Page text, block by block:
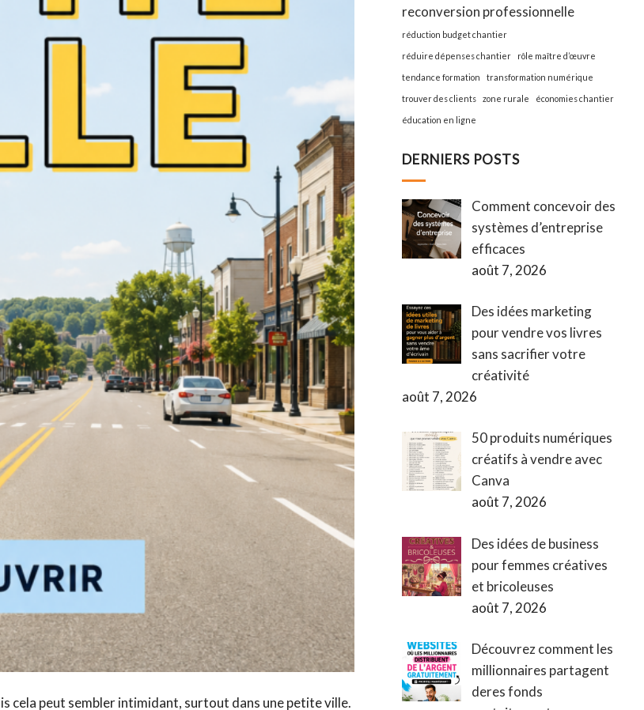
cela peut sembler intimidant, surtout dans une petite ville.
reconversion professionnelle
réduction budget chantier
réduire dépenses chantier rôle maître d’œuvre
tendance formation transformation numérique
trouver des clients zone rurale économies chantier
éducation en ligne
DERNIERS POSTS
Comment concevoir des
systèmes d’entreprise
efficaces
août 7, 2026
Des idées marketing
pour vendre vos livres
sans sacrifier votre
créativité
août 7, 2026
50 produits numériques
créatifs à vendre avec
Canva
août 7, 2026
Des idées de business
pour femmes créatives
et bricoleuses
août 7, 2026
Découvrez comment les
millionnaires partagent
deres fonds